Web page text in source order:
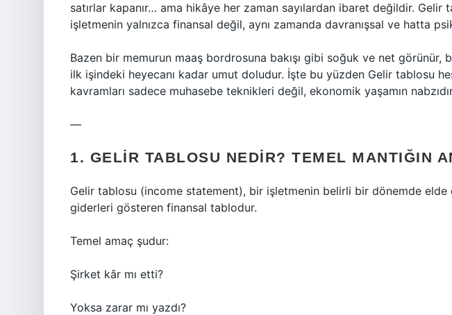
satırlar kapanır… ama hikâye her zaman sayılardan ibaret değildir. Gelir
işletmenin yalnızca finansal değil, aynı zamanda davranışsal ve hatta
Bazen bir memurun maaş bordrosuna bakışı gibi soğuk ve net görünür,
ilk işindeki heyecanı kadar umut doludur. İşte bu yüzden Gelir tablosu
kavramları sadece muhasebe teknikleri değil, ekonomik yaşamın
—
1. GELIR TABLOSU NEDIR? TEMEL MANTIĞIN
Gelir tablosu (income statement), bir işletmenin belirli bir dönemde elde
giderleri gösteren finansal tablodur.
Temel amaç şudur:
Şirket kâr mı etti?
Yoksa zarar mı yazdı?